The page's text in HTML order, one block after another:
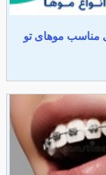
مناسب موهای تو